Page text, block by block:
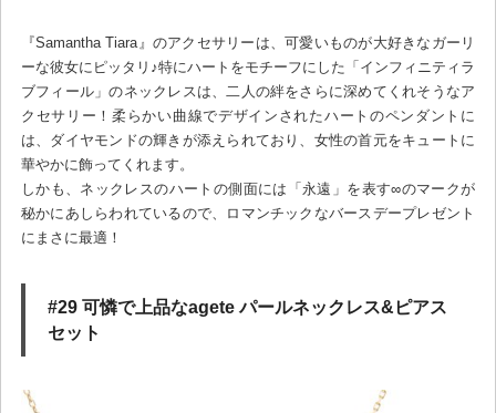
『Samantha Tiara』のアクセサリーは、可愛いものが大好きなガーリ
ーな彼女にピッタリ♪特にハートをモチーフにした「インフィニティラ
ブフィール」のネックレスは、二人の絆をさらに深めてくれそうなア
クセサリー！柔らかい曲線でデザインされたハートのペンダントに
は、ダイヤモンドの輝きが添えられており、女性の首元をキュートに
華やかに飾ってくれます。
しかも、ネックレスのハートの側面には「永遠」を表す∞のマークが
秘かにあしらわれているので、ロマンチックなバースデープレゼント
にまさに最適！
#29 可憐で上品なagete パールネックレス&ピアス
セット